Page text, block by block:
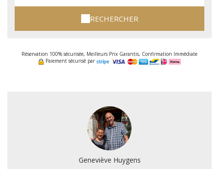
RECHERCHER
Réservation 100% sécurisée, Meilleurs Prix Garantis, Confirmation Immédiate
Paiement sécurisé par
Geneviève Huygens